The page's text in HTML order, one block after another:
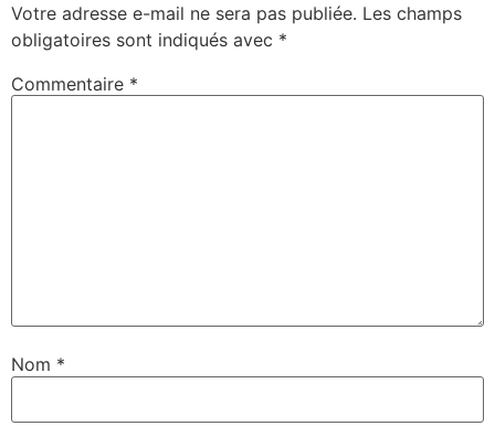
Votre adresse e-mail ne sera pas publiée. Les champs
obligatoires sont indiqués avec *
Commentaire *
Nom *